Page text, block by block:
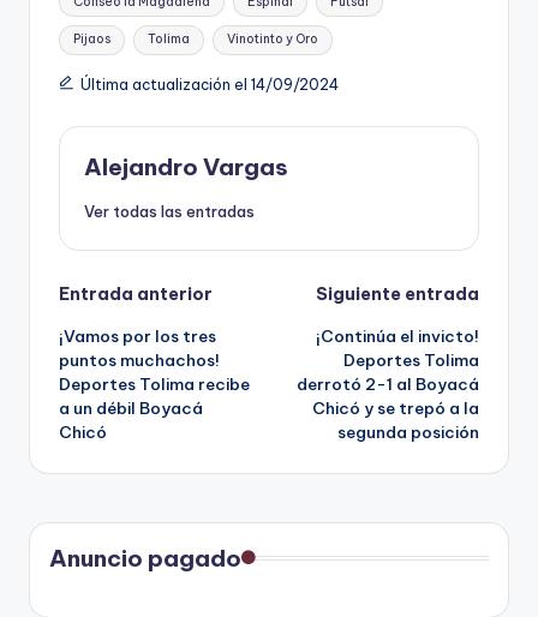
Pijaos Tolima Vinotinto y Oro
Última actualización el 14/09/2024
Alejandro Vargas
Ver todas las entradas
Navegación
de
entradas
Entrada anterior
¡Vamos por los tres
puntos muchachos!
Deportes Tolima recibe
a un débil Boyacá
Chicó
Siguiente entrada
¡Continúa el invicto!
Deportes Tolima
derrotó 2-1 al Boyacá
Chicó y se trepó a la
segunda posición
Anuncio pagado